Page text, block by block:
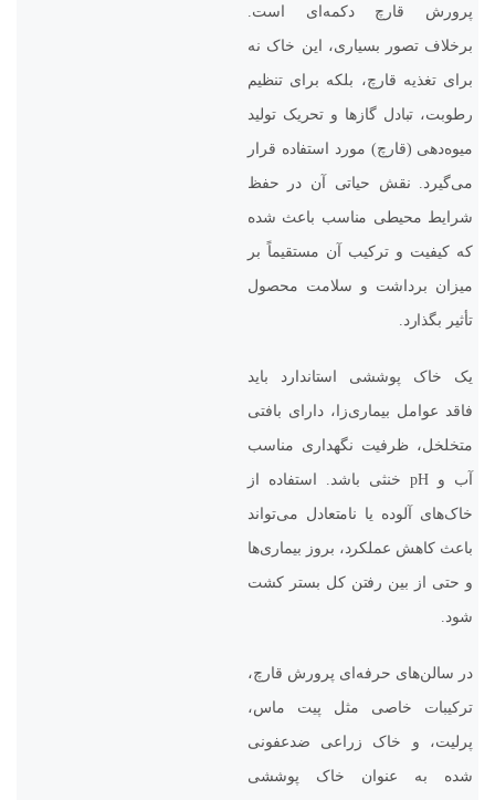
پرورش قارچ دکمه‌ای است.
برخلاف تصور بسیاری، این خاک نه
برای تغذیه قارچ، بلکه برای تنظیم
رطوبت، تبادل گازها و تحریک تولید
میوه‌دهی (قارچ) مورد استفاده قرار
می‌گیرد. نقش حیاتی آن در حفظ
شرایط محیطی مناسب باعث شده
که کیفیت و ترکیب آن مستقیماً بر
میزان برداشت و سلامت محصول
تأثیر بگذارد.
یک خاک پوششی استاندارد باید
فاقد عوامل بیماری‌زا، دارای بافتی
متخلخل، ظرفیت نگهداری مناسب
آب و pH خنثی باشد. استفاده از
خاک‌های آلوده یا نامتعادل می‌تواند
باعث کاهش عملکرد، بروز بیماری‌ها
و حتی از بین رفتن کل بستر کشت
شود.
در سالن‌های حرفه‌ای پرورش قارچ،
ترکیبات خاصی مثل پیت ماس،
پرلیت، و خاک زراعی ضدعفونی
شده به عنوان خاک پوششی